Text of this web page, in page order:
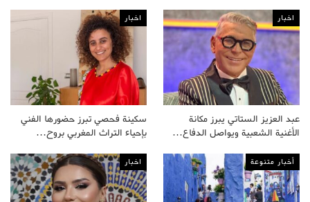
اخبار
عبد العزيز الستاتي يبرز مكانة
الأغنية الشعبية ويواصل الدفاع…
اخبار
سكينة فحصي تبرز حضورها الفني
بإحياء التراث المغربي بروح…
أخبار متنوعة اخبار